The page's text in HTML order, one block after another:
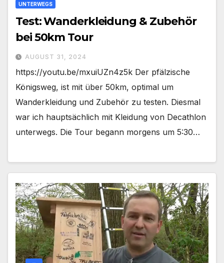
UNTERWEGS
Test: Wanderkleidung & Zubehör
bei 50km Tour
AUGUST 31, 2024
https://youtu.be/mxuiUZn4z5k Der pfälzische
Königsweg, ist mit über 50km, optimal um
Wanderkleidung und Zubehör zu testen. Diesmal
war ich hauptsächlich mit Kleidung von Decathlon
unterwegs. Die Tour begann morgens um 5:30…